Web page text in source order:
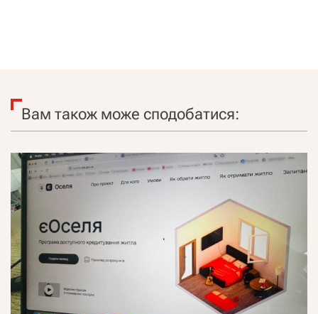
Вам також може сподобатися: